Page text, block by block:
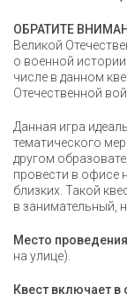
ОБРАТИТЕ
Великой
о военной
числе в данном
Отечественной
Данная игра
тематического
другом
провести в офисе
близких. Такой
в занимательный,
Место
на улице).
Квест включает